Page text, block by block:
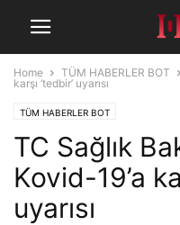
Home TÜM HABERLER BOT
karşı ‘tedbir’ uyarısı
TÜM HABERLER BOT
TC Sağlık
Kovid-19’a
uyarısı